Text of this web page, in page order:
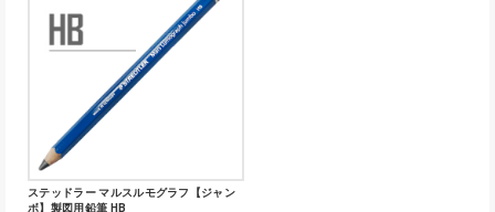
ステッドラー マルスルモグラフ【ジャン
ボ】製図用鉛筆 HB